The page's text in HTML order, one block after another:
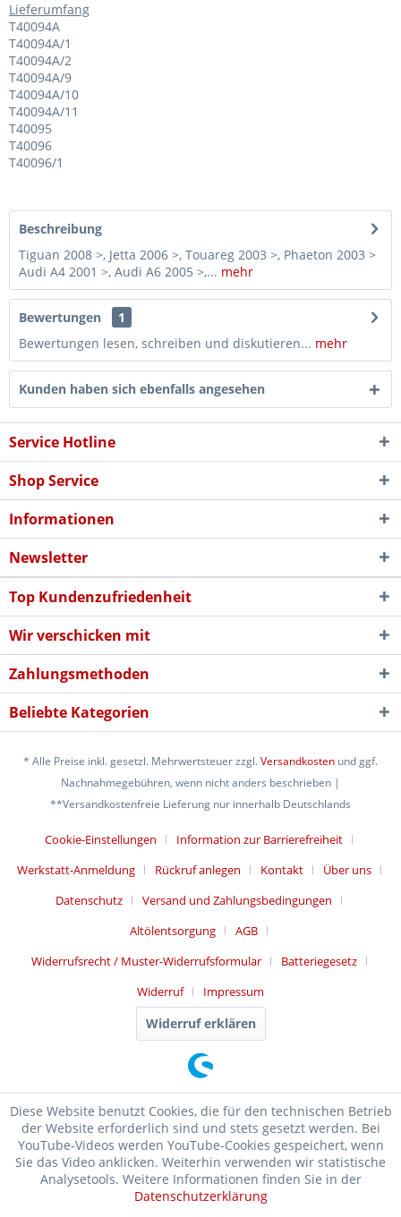
Lieferumfang
T40094A
T40094A/1
T40094A/2
T40094A/9
T40094A/10
T40094A/11
T40095
T40096
T40096/1
Beschreibung
Tiguan 2008 >, Jetta 2006 >, Touareg 2003 >, Phaeton 2003 >
Audi A4 2001 >, Audi A6 2005 >,... mehr
Bewertungen
1
Bewertungen lesen, schreiben und diskutieren... mehr
Kunden haben sich ebenfalls angesehen
Service Hotline
Shop Service
Informationen
Newsletter
Top Kundenzufriedenheit
Wir verschicken mit
Zahlungsmethoden
Beliebte Kategorien
* Alle Preise inkl. gesetzl. Mehrwertsteuer zzgl.Versandkosten und ggf.
Nachnahmegebühren, wenn nicht anders beschrieben |
**Versandkostenfreie Lieferung nur innerhalb Deutschlands
Cookie-Einstellungen
Information zur Barrierefreiheit
Werkstatt-Anmeldung
Rückruf anlegen Kontakt
Über uns
Datenschutz
Versand und Zahlungsbedingungen
Altölentsorgung
AGB
Widerrufsrecht / Muster-Widerrufsformular
Batteriegesetz
Widerruf
Impressum
Widerruf erklären
Diese Website benutzt Cookies, die für den technischen Betrieb
der Website erforderlich sind und stets gesetzt werden. Bei
YouTube-Videos werden YouTube-Cookies gespeichert, wenn
Sie das Video anklicken. Weiterhin verwenden wir statistische
Analysetools. Weitere Informationen finden Sie in der
Datenschutzerklärung